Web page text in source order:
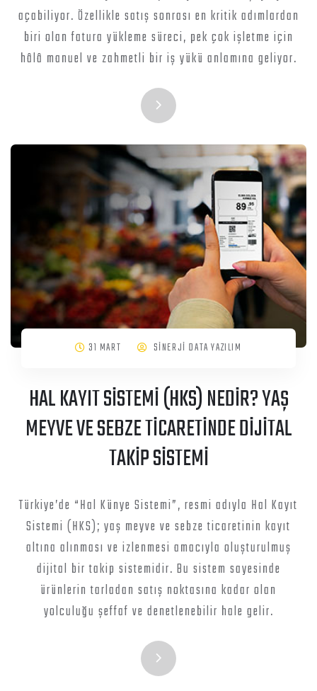
açabiliyor. Özellikle satış sonrası en kritik adımlardan
biri olan fatura yükleme süreci, pek çok işletme için
hâlâ manuel ve zahmetli bir iş yükü anlamına geliyor.
31 MART SİNERJİ DATA YAZILIM
HAL KAYIT SİSTEMİ (HKS) NEDİR? YAŞ
MEYVE VE SEBZE TİCARETİNDE DİJİTAL
TAKİP SİSTEMİ
Türkiye’de “Hal Künye Sistemi”, resmi adıyla Hal Kayıt
Sistemi (HKS); yaş meyve ve sebze ticaretinin kayıt
altına alınması ve izlenmesi amacıyla oluşturulmuş
dijital bir takip sistemidir. Bu sistem sayesinde
ürünlerin tarladan satış noktasına kadar olan
yolculuğu şeffaf ve denetlenebilir hale gelir.